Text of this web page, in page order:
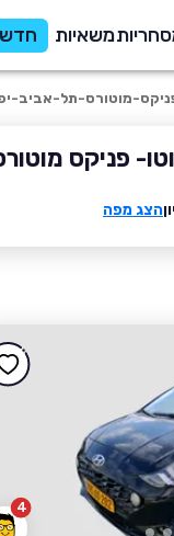
משאיות
מוטורס-תל-אביב-
פניקס
הצג מפה
4